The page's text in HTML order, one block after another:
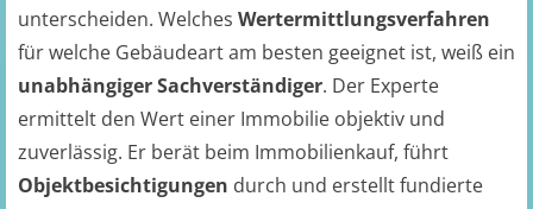
unterscheiden. Welches Wertermittlungsverfahren
für welche Gebäudeart am besten geeignet ist, weiß ein
unabhängiger Sachverständiger. Der Experte
ermittelt den Wert einer Immobilie objektiv und
zuverlässig. Er berät beim Immobilienkauf, führt
Objektbesichtigungen durch und erstellt fundierte